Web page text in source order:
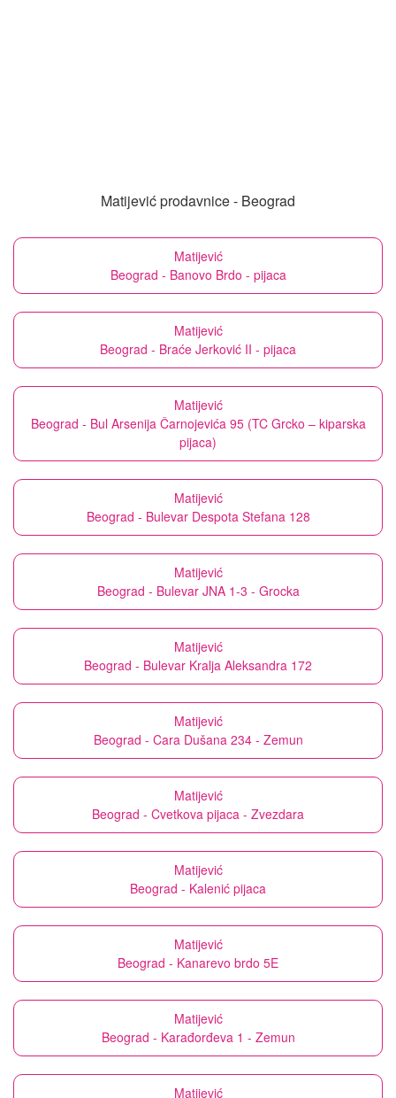
Matijević prodavnice - Beograd
Matijević
Beograd - Banovo Brdo - pijaca
Matijević
Beograd - Braće Jerković II - pijaca
Matijević
Beograd - Bul Arsenija Čarnojevića 95 (TC Grcko – kiparska
pijaca)
Matijević
Beograd - Bulevar Despota Stefana 128
Matijević
Beograd - Bulevar JNA 1-3 - Grocka
Matijević
Beograd - Bulevar Kralja Aleksandra 172
Matijević
Beograd - Cara Dušana 234 - Zemun
Matijević
Beograd - Cvetkova pijaca - Zvezdara
Matijević
Beograd - Kalenić pijaca
Matijević
Beograd - Kanarevo brdo 5E
Matijević
Beograd - Karađorđeva 1 - Zemun
Matijević